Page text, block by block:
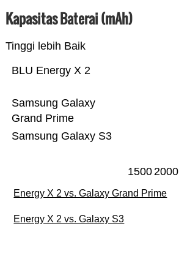
Kapasitas Baterai (mAh)
Tinggi lebih Baik
Samsung Galaxy S3
Samsung Galaxy
Grand Prime
BLU Energy X 2
15002000
Energy X 2 vs. Galaxy Grand Prime
Energy X 2 vs. Galaxy S3